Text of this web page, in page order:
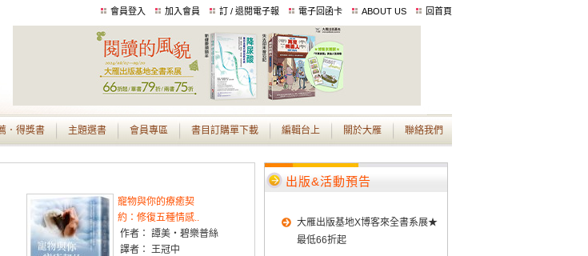
會員登入 加入會員 訂 / 退閱電子報 電子回函卡 ABOUT US 回首頁
．得獎書 主題選書 會員專區 書目訂購單下載 編輯台上 關於大雁 聯絡我們
寵物與你的療癒契
約：修復五種情感..
作者： 譚美・碧樂普絲
譯者： 王冠中
出版&活動預告
大雁出版基地X博客來全書系展★
最低66折起